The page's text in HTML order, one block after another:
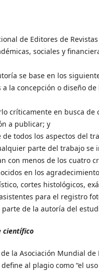
de Editores de
sociales y
se base en los
la concepción o diseño
críticamente en busca
a publicar; y
todos los aspectos del
parte del trabajo se
con menos de los
en los
cortes histológicos,
para el registro
de la autoría del
científico
la Asociación Mundial
define al plagio como “el